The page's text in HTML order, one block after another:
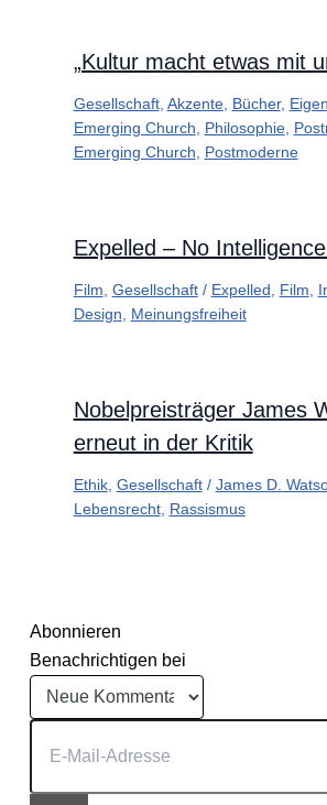
„Kultur macht etwas mit
Gesellschaft, Akzente, Bücher,
Emerging Church
Philosophie,
Emerging Church
Postmoderne
Expelled – No
Film Gesellschaft/ Expelled Film
Design
Meinungsfreiheit
Nobelpreisträger James
erneut in der Kritik
Ethik, Gesellschaft/ James D.
Lebensrecht, Rassismus
Abonnieren
Benachrichtigen bei